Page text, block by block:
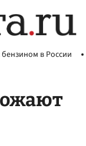
в России